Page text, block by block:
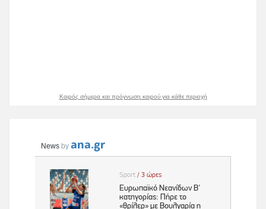
Καιρός σήμερα και πρόγνωση καιρού για κάθε περιοχή